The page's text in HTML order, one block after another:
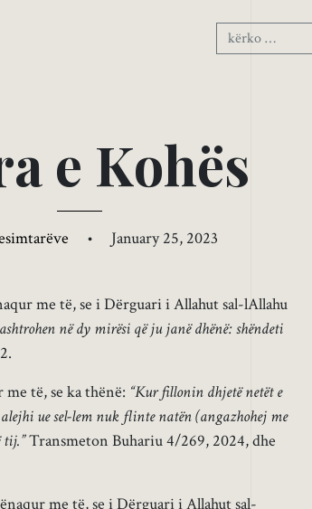
a e Kohës
• January 25, 2023
me të, se i Dërguari i Allahut sal-lAllahu
në dy mirësi që ju janë dhënë: shëndeti
të, se ka thënë: “Kur fillonin dhjetë netët e
ue sel-lem nuk flinte natën (angazhohej me
tij.”Transmeton Buhariu 4/269, 2024, dhe
me të, se i Dërguari i Allahut sal-